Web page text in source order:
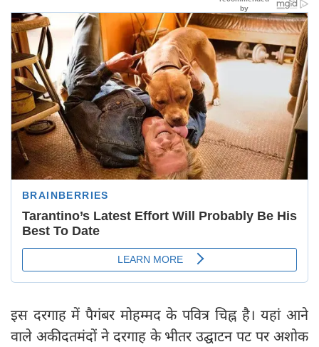
इस दरगाह में पैगंबर मोहम्मद के पवित्र चिह्न है। यहां आने
वाले अकीदतमंदों ने दरगाह के भीतर उद्घाटन पट पर अशोक